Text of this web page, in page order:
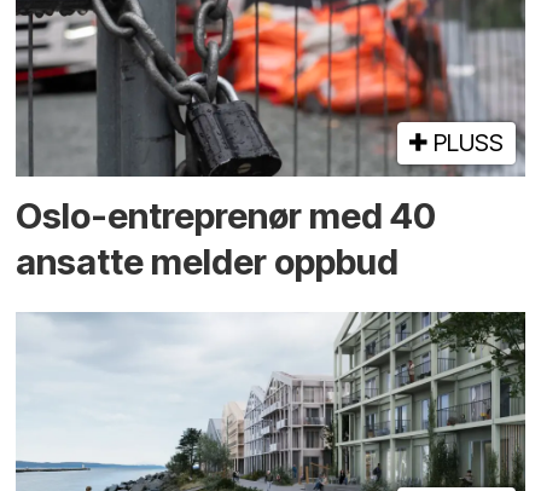
PLUSS
Oslo-entreprenør med 40
ansatte melder oppbud